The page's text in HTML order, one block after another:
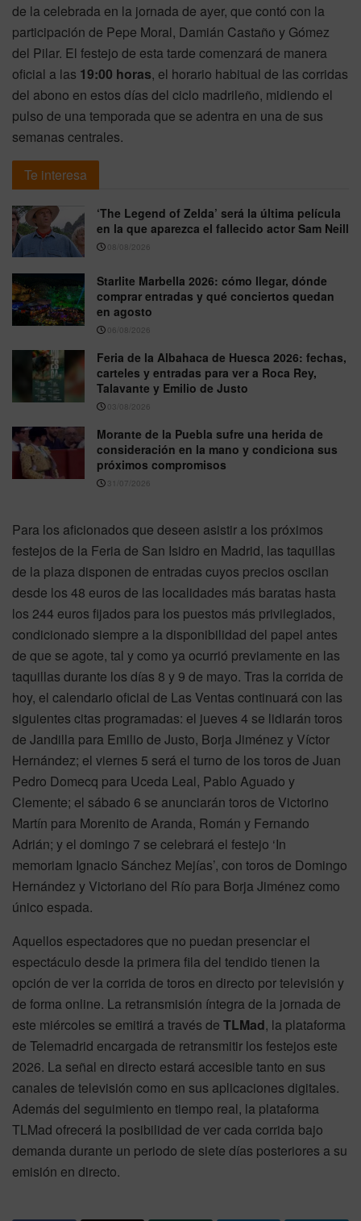
de la celebrada en la jornada de ayer, que contó con la
participación de Pepe Moral, Damián Castaño y Gómez
del Pilar. El festejo de esta tarde comenzará de manera
oficial a las 19:00 horas, el horario habitual de las corridas
del abono en estos días del ciclo madrileño, midiendo el
pulso de una temporada que se adentra en una de sus
semanas centrales.
Te interesa
‘The Legend of Zelda’ será la última película
en la que aparezca el fallecido actor Sam Neill
08/08/2026
Starlite Marbella 2026: cómo llegar, dónde
comprar entradas y qué conciertos quedan
en agosto
06/08/2026
Feria de la Albahaca de Huesca 2026: fechas,
carteles y entradas para ver a Roca Rey,
Talavante y Emilio de Justo
03/08/2026
Morante de la Puebla sufre una herida de
consideración en la mano y condiciona sus
próximos compromisos
31/07/2026
Para los aficionados que deseen asistir a los próximos
festejos de la Feria de San Isidro en Madrid, las taquillas
de la plaza disponen de entradas cuyos precios oscilan
desde los 48 euros de las localidades más baratas hasta
los 244 euros fijados para los puestos más privilegiados,
condicionado siempre a la disponibilidad del papel antes
de que se agote, tal y como ya ocurrió previamente en las
taquillas durante los días 8 y 9 de mayo. Tras la corrida de
hoy, el calendario oficial de Las Ventas continuará con las
siguientes citas programadas: el jueves 4 se lidiarán toros
de Jandilla para Emilio de Justo, Borja Jiménez y Víctor
Hernández; el viernes 5 será el turno de los toros de Juan
Pedro Domecq para Uceda Leal, Pablo Aguado y
Clemente; el sábado 6 se anunciarán toros de Victorino
Martín para Morenito de Aranda, Román y Fernando
Adrián; y el domingo 7 se celebrará el festejo ‘In
memoriam Ignacio Sánchez Mejías’, con toros de Domingo
Hernández y Victoriano del Río para Borja Jiménez como
único espada.
Aquellos espectadores que no puedan presenciar el
espectáculo desde la primera fila del tendido tienen la
opción de ver la corrida de toros en directo por televisión y
de forma online. La retransmisión íntegra de la jornada de
este miércoles se emitirá a través de TLMad, la plataforma
de Telemadrid encargada de retransmitir los festejos este
2026. La señal en directo estará accesible tanto en sus
canales de televisión como en sus aplicaciones digitales.
Además del seguimiento en tiempo real, la plataforma
TLMad ofrecerá la posibilidad de ver cada corrida bajo
demanda durante un periodo de siete días posteriores a su
emisión en directo.